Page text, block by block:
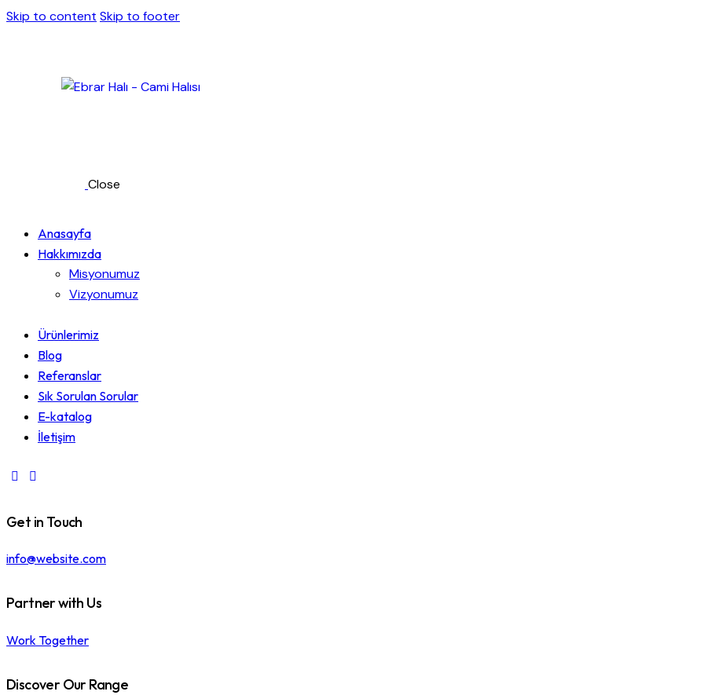
Skip to content Skip to footer
Close
Anasayfa
Hakkımızda
Misyonumuz
Vizyonumuz
Ürünlerimiz
Blog
Referanslar
Sık Sorulan Sorular
E-katalog
İletişim
Get in Touch
info@website.com
Partner with Us
Work Together
Discover Our Range